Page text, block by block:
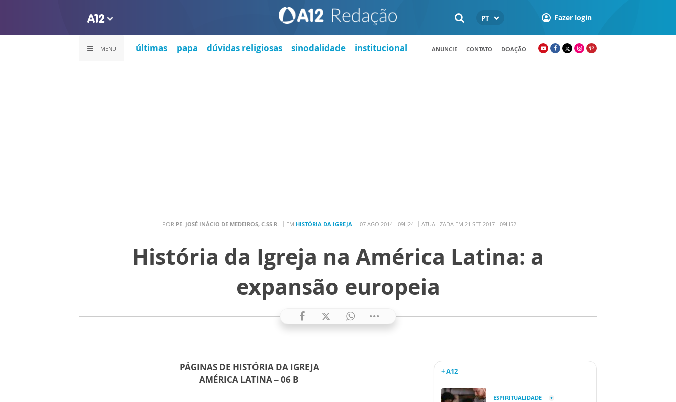
PT Fazer login
MENU últimas papa dúvidas religiosas sinodalidade institucional ANUNCIE CONTATO DOAÇÃO
POR PE. JOSÉ INÁCIO DE MEDEIROS, C.SS.R. EM HISTÓRIA DA IGREJA 07 AGO 2014 - 09H24 ATUALIZADA EM 21 SET 2017 - 09H52
História da Igreja na América Latina: a
expansão europeia
PÁGINAS DE HISTÓRIA DA IGREJA
AMÉRICA LATINA – 06 B
+ A12
ESPIRITUALIDADE